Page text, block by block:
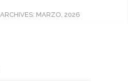
MARZO, 2026